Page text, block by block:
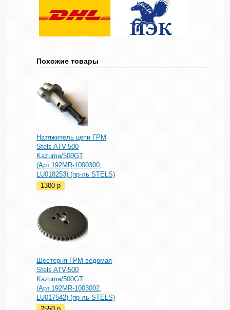
Похожие товары
Натяжитель цепи ГРМ
Stels ATV-500
Kazuma/500GT
(Арт.192MR-1000300,
LU018253) (пр-ль STELS)
1300p
Шестерня ГРМ ведомая
Stels ATV-500
Kazuma/500GT
(Арт.192MR-1003002,
LU017542) (пр-ль STELS)